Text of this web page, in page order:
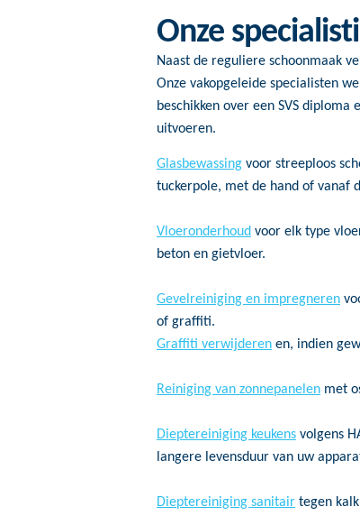
Onze
Naast de reguliere schoonmaak
Onze vakopgeleide specialisten
beschikken over een SVS
uitvoeren.
Glasbewassing voor streeploos
tuckerpole, met de hand of vanaf
Vloeronderhoud voor elk type
beton en gietvloer.
Gevelreiniging en impregneren
of graffiti.
Graffiti verwijderen en, indien
Reiniging van zonnepanelen met
Dieptereiniging keukens volgens
langere levensduur van uw
Dieptereiniging sanitair tegen